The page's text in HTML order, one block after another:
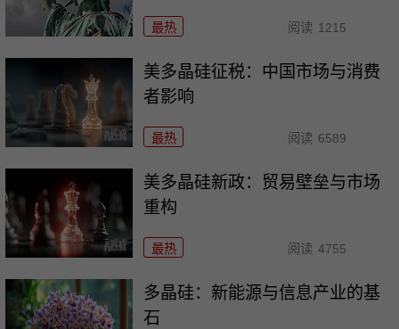
最热 阅读 1215
美多晶硅征税：中国市场与消费
者影响
最热 阅读 6589
美多晶硅新政：贸易壁垒与市场
重构
最热 阅读 4755
多晶硅：新能源与信息产业的基
石